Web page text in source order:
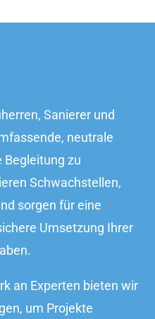
Sanierer und
neutrale
Begleitung zu
Schwachstellen,
sorgen für eine
Umsetzung Ihrer
an Experten bieten wir
um Projekte